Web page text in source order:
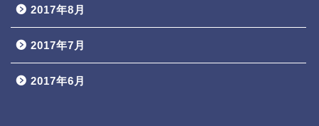
2017年8月
2017年7月
2017年6月